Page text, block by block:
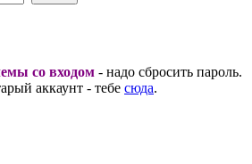
со входом - надо сбросить пароль.
аккаунт - тебе сюда.